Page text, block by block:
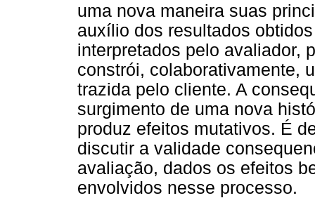
uma nova maneira suas
auxílio dos resultados
interpretados pelo avaliador,
constrói, colaborativamente,
trazida pelo cliente. A
surgimento de uma nova
produz efeitos mutativos. É
discutir a validade
avaliação, dados os efeitos
envolvidos nesse processo.